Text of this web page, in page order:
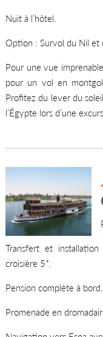
Nuit à l’hôtel.
Option : Survol du Nil et
Pour une vue
pour un vol en
Profitez du lever du
l’Égypte lors d’une
Transfert et
croisière 5*.
Pension complète à bord.
Promenade en